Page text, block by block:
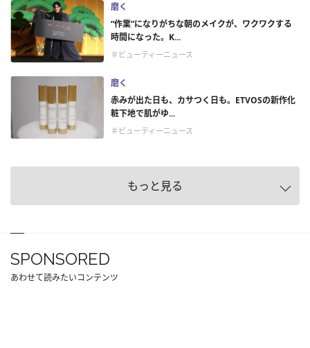
磨く
“作業”になりがちな朝のメイクが、ワクワクする
時間になった。K...
＃ビューティーニュース
磨く
赤みが出た日も、カサつく日も。ETVOSの新作化
粧下地で肌がゆ...
＃ビューティーニュース
もっと見る
SPONSORED
あわせて読みたいコンテンツ